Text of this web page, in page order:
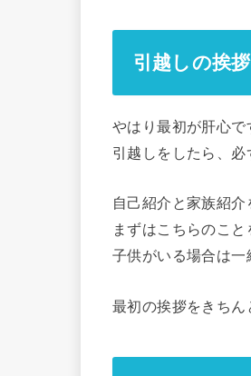
引越しの挨
やはり最初が肝心で
引越しをしたら、必
自己紹介と家族紹介
まずはこちらのこと
子供がいる場合は一
最初の挨拶をきちん